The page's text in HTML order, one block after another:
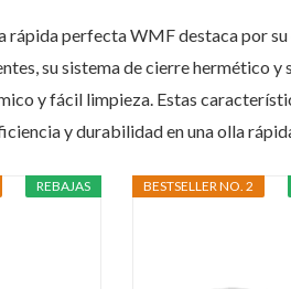
rápida perfecta WMF destaca por
su sistema de cierre hermético y
y fácil limpieza. Estas
y durabilidad en una olla
REBAJAS BESTSELLER NO. 2